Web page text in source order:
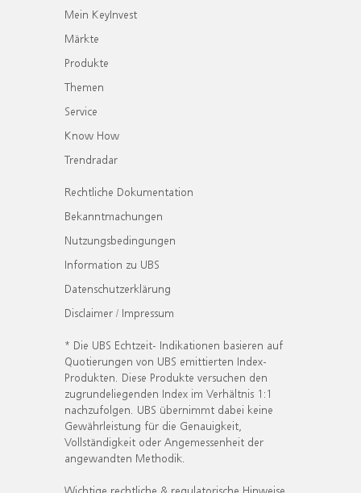
Mein KeyInvest
Märkte
Produkte
Themen
Service
Know How
Trendradar
Rechtliche Dokumentation
Bekanntmachungen
Nutzungsbedingungen
Information zu UBS
Datenschutzerklärung
Disclaimer / Impressum
* Die UBS Echtzeit- Indikationen basieren auf
Quotierungen von UBS emittierten Index-
Produkten. Diese Produkte versuchen den
zugrundeliegenden Index im Verhältnis 1:1
nachzufolgen. UBS übernimmt dabei keine
Gewährleistung für die Genauigkeit,
Vollständigkeit oder Angemessenheit der
angewandten Methodik.